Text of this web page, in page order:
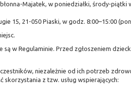
Majatek, w poniedziałki, środy-piątki
15, 21-050 Piaski, w godz. 8:00–15:00
w Regulaminie. Przed zgłoszeniem
niezależnie od ich potrzeb
skorzystania z tzw. usług wspierających: